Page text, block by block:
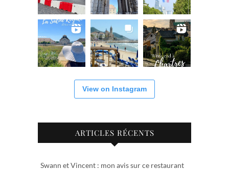
View on Instagram
ARTICLES RÉCENTS
Swann et Vincent : mon avis sur ce restaurant